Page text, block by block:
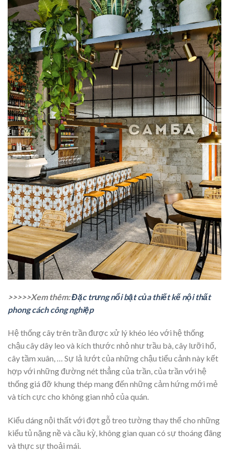
>>>>>Xem thêm:Đặc trưng nổi bật của thiết kế nội thất
phong cách công nghiệp
Hệ thống cây trên trần được xử lý khéo léo với hệ thống
chậu cây dây leo và kích thước nhỏ như trầu bà, cây lưỡi hổ,
cây tầm xuân, … Sự lả lướt của những chậu tiểu cảnh này kết
hợp với những đường nét thẳng của trần, của trần với hệ
thống giá đỡ khung thép mang đến những cảm hứng mới mẻ
và tích cực cho không gian nhỏ của quán.
Kiểu dáng nội thất với đợt gỗ treo tường thay thể cho những
kiểu tủ nặng nề và cầu kỳ, không gian quan có sự thoáng đãng
và thực sự thoải mái.